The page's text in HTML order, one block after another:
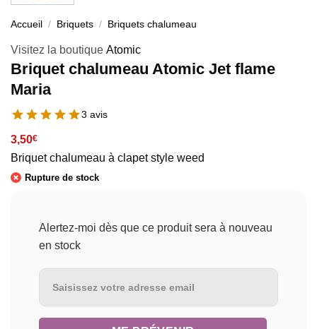
Accueil / Briquets / Briquets chalumeau
Visitez la boutique Atomic
Briquet chalumeau Atomic Jet flame
Maria
3 avis
3,50€
Briquet chalumeau à clapet style weed
Rupture de stock
Alertez-moi dès que ce produit sera à nouveau
en stock